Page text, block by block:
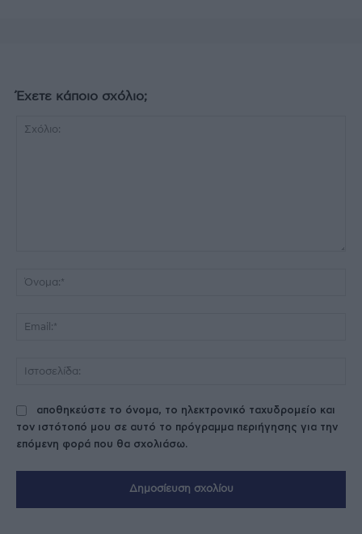
Έχετε κάποιο σχόλιο;
αποθηκεύστε το όνομα, το ηλεκτρονικό ταχυδρομείο και
τον ιστότοπό μου σε αυτό το πρόγραμμα περιήγησης για την
επόμενη φορά που θα σχολιάσω.